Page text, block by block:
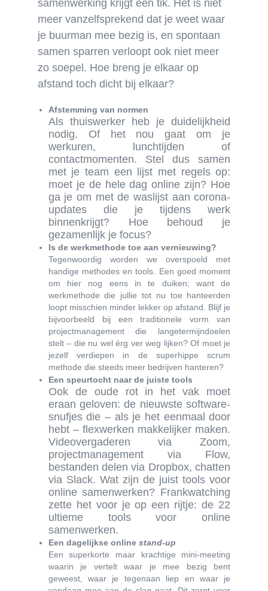
samenwerking krijgt een tik. Het is niet
meer vanzelfsprekend dat je weet waar
je buurman mee bezig is, en spontaan
samen sparren verloopt ook niet meer
zo soepel. Hoe breng je elkaar op
afstand toch dicht bij elkaar?
Afstemming van normen
Als thuiswerker heb je duidelijkheid
nodig. Of het nou gaat om je
werkuren, lunchtijden of
contactmomenten. Stel dus samen
met je team een lijst met regels op:
moet je de hele dag online zijn? Hoe
ga je om met de waslijst aan corona-
updates die je tijdens werk
binnenkrijgt? Hoe behoud je
gezamenlijk je focus?
Is de werkmethode toe aan vernieuwing?
Tegenwoordig worden we overspoeld met
handige methodes en tools. Een goed moment
om hier nog eens in te duiken; want de
werkmethode die jullie tot nu toe hanteerden
loopt misschien minder lekker op afstand. Blijf je
bijvoorbeeld bij een traditionele vorm van
projectmanagement die langetermijndoelen
stelt – die nu wel érg ver weg lijken? Of moet je
jezelf verdiepen in de superhippe scrum
methode die steeds meer bedrijven hanteren?
Een speurtocht naar de juiste tools
Ook de oude rot in het vak moet
eraan geloven: de nieuwste software-
snufjes die – als je het eenmaal door
hebt – flexwerken makkelijker maken.
Videovergaderen via Zoom,
projectmanagement via Flow,
bestanden delen via Dropbox, chatten
via Slack. Wat zijn de juist tools voor
online samenwerken? Frankwatching
zette het voor je op een rijtje:de 22
ultieme tools voor online
samenwerken.
Een dagelijkse online stand-up
Een superkorte maar krachtige mini-meeting
waarin je vertelt waar je mee bezig bent
geweest, waar je tegenaan liep en waar je